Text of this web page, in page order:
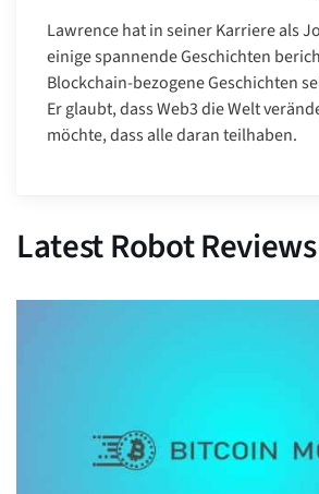
Lawrence hat in seiner Karriere als
einige spannende Geschichten
Blockchain-bezogene Geschichten
Er glaubt, dass Web3 die Welt
möchte, dass alle daran teilhaben.
Latest Robot Reviews